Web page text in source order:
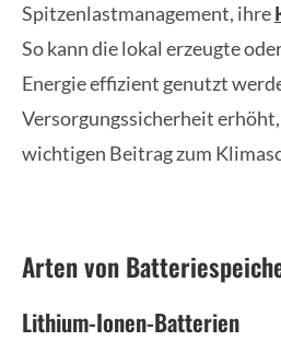
Spitzenlastmanagement, ihre
So kann die lokal erzeugte
Energie effizient genutzt
Versorgungssicherheit
wichtigen Beitrag zum
Arten von
Lithium-Ionen-Batterien